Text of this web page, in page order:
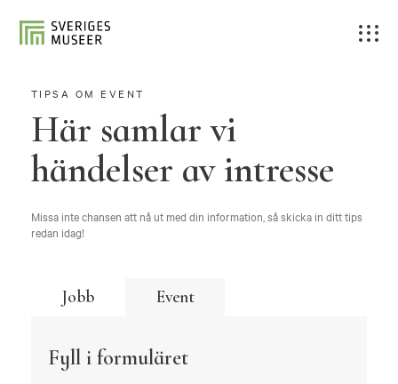
TIPSA OM EVENT
Här samlar vi
händelser av intresse
Missa inte chansen att nå ut med din information, så skicka in ditt tips
redan idag!
Jobb Event
Fyll i formuläret